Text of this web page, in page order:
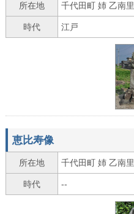
所在地 千代田町 姉 乙南里
時代 江戸
恵比寿像
所在地 千代田町 姉 乙南里
時代 --